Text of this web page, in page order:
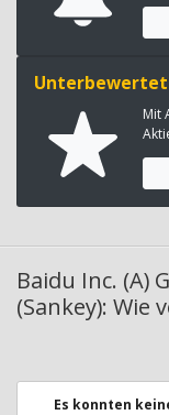
Mit
Baidu Inc. (A)
(Sankey): Wie
Es konnten